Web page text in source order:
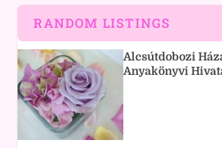
RANDOM LISTINGS
Alcsútdobozi
Anyakönyvi